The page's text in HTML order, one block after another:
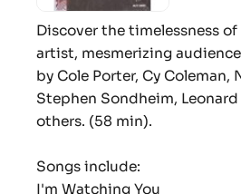
Discover the timelessness
artist, mesmerizing
by Cole Porter, Cy Coleman,
Stephen Sondheim,
others. (58 min).
Songs include:
I'm Watching You